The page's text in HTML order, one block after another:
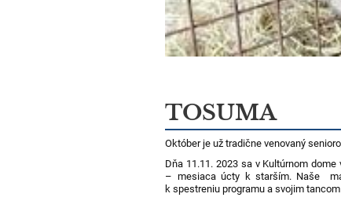
TOSUMA
Október je už tradične
Dňa 11.11. 2023 sa v Kultúrnom
– mesiaca úcty k starším. Naše
k spestreniu programu a svojim